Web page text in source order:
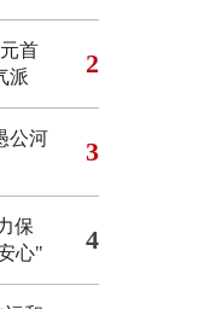
首
派
2
公河
3
保
心"
4